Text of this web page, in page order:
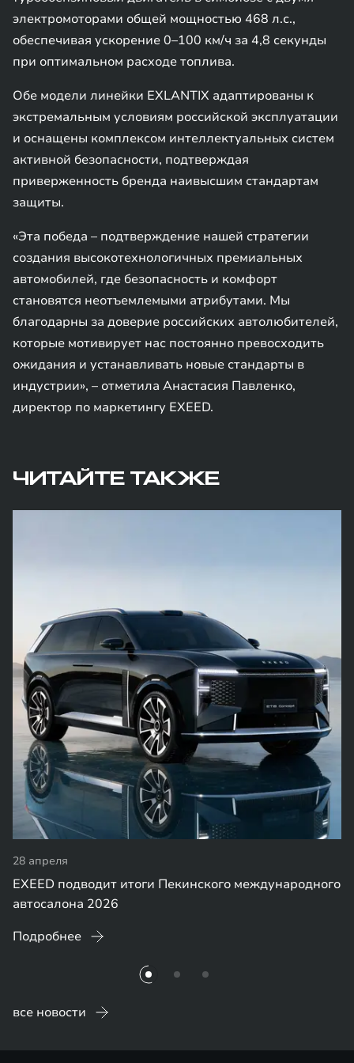
электромоторами общей мощностью 468 л.с.,
обеспечивая ускорение 0–100 км/ч за 4,8 секунды
при оптимальном расходе топлива.
Обе модели линейки EXLANTIX адаптированы к
экстремальным условиям российской эксплуатации
и оснащены комплексом интеллектуальных систем
активной безопасности, подтверждая
приверженность бренда наивысшим стандартам
защиты.
«Эта победа – подтверждение нашей стратегии
создания высокотехнологичных премиальных
автомобилей, где безопасность и комфорт
становятся неотъемлемыми атрибутами. Мы
благодарны за доверие российских автолюбителей,
которые мотивирует нас постоянно превосходить
ожидания и устанавливать новые стандарты в
индустрии», – отметила Анастасия Павленко,
директор по маркетингу EXEED.
ЧИТАЙТЕ ТАКЖЕ
28 апреля
EXEED подводит итоги Пекинского международного
автосалона 2026
Подробнее
все новости